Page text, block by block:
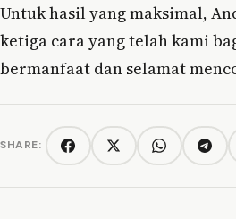
Untuk hasil yang maksimal,
ketiga cara yang telah kami
bermanfaat dan selamat
SHARE: FacebookTwitter/XWhatsApp